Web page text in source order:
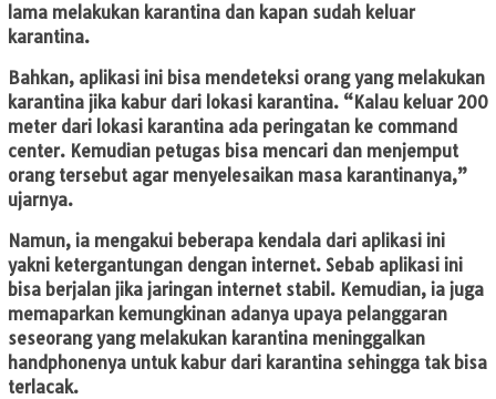
lama melakukan karantina dan kapan sudah keluar
karantina.
Bahkan, aplikasi ini bisa mendeteksi orang yang melakukan
karantina jika kabur dari lokasi karantina. “Kalau keluar 200
meter dari lokasi karantina ada peringatan ke command
center. Kemudian petugas bisa mencari dan menjemput
orang tersebut agar menyelesaikan masa karantinanya,”
ujarnya.
Namun, ia mengakui beberapa kendala dari aplikasi ini
yakni ketergantungan dengan internet. Sebab aplikasi ini
bisa berjalan jika jaringan internet stabil. Kemudian, ia juga
memaparkan kemungkinan adanya upaya pelanggaran
seseorang yang melakukan karantina meninggalkan
handphonenya untuk kabur dari karantina sehingga tak bisa
terlacak.